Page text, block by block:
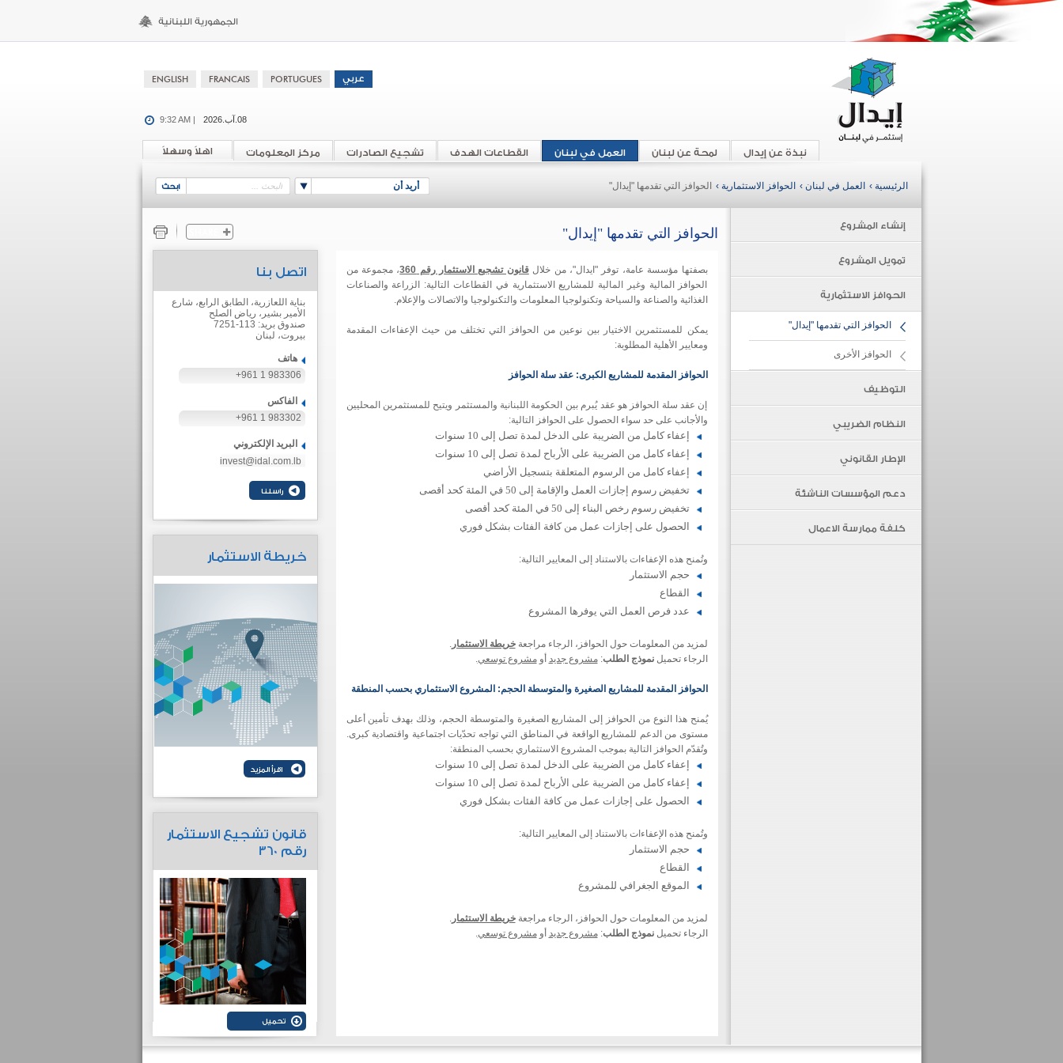
08.آب.2026 9:32 AM |
اهلاً وسهلاً مركز المعلومات تشجيع الصادرات القطاعات الهدف العمل في لبنان لمحة عن لبنان نبذة عن إيدال
أريد أن الرئيسية › العمل في لبنان › الحوافز الاستثمارية › الحوافز التي تقدمها "إيدال"
إنشاء المشروع
تمويل المشروع
الحوافز الاستثمارية
الحوافز التي تقدمها "إيدال"
الحوافز الأخرى
التوظيف
النظام الضريبي
الإطار القانوني
دعم المؤسسات الناشئة
كلفة ممارسة الاعمال
الحوافز التي تقدمها "إيدال"
بصفتها مؤسسة عامة، توفر "ايدال"، من خلالقانون تشجيع الاستثمار رقم 360
، مجموعة من
الحوافز المالية وغير المالية للمشاريع الاستثمارية في القطاعات التالية: الزراعة والصناعات
الغذائية والصناعة والسياحة وتكنولوجيا المعلومات والتكنولوجيا والاتصالات والإعلام.
يمكن للمستثمرين الاختيار بين نوعين من الحوافز التي تختلف من حيث الإعفاءات المقدمة
ومعايير الأهلية المطلوبة:
الحوافز المقدمة للمشاريع الكبرى: عقد سلة الحوافز
إن عقد سلة الحوافز هو عقد يُبرم بين الحكومة اللبنانية والمستثمر ويتيح للمستثمرين المحليين
والأجانب على حد سواء الحصول على الحوافز التالية:
إعفاء كامل من الضريبة على الدخل لمدة تصل إلى 10 سنوات
إعفاء كامل من الضريبة على الأرباح لمدة تصل إلى 10 سنوات
إعفاء كامل من الرسوم المتعلقة بتسجيل الأراضي
تخفيض رسوم إجازات العمل والإقامة إلى 50 في المئة كحد أقصى
تخفيض رسوم رخص البناء إلى 50 في المئة كحد أقصى
الحصول على إجازات عمل من كافة الفئات بشكل فوري
وتُمنح هذه الإعفاءات بالاستناد إلى المعايير التالية:
حجم الاستثمار
القطاع
عدد فرص العمل التي يوفرها المشروع
لمزيد من المعلومات حول الحوافز، الرجاء مراجعةخريطة الاستثمار.
الرجاء تحميلنموذج الطلب:مشروع جديد أومشروع توسعي.
الحوافز المقدمة للمشاريع الصغيرة والمتوسطة الحجم: المشروع الاستثماري بحسب المنطقة
يُمنح هذا النوع من الحوافز إلى المشاريع الصغيرة والمتوسطة الحجم، وذلك بهدف تأمين أعلى
مستوى من الدعم للمشاريع الواقعة في المناطق التي تواجه تحدّيات اجتماعية واقتصادية كبرى.
وتُقدّم الحوافز التالية بموجب المشروع الاستثماري بحسب المنطقة:
إعفاء كامل من الضريبة على الدخل لمدة تصل إلى 10 سنوات
إعفاء كامل من الضريبة على الأرباح لمدة تصل إلى 10 سنوات
الحصول على إجازات عمل من كافة الفئات بشكل فوري
وتُمنح هذه الإعفاءات بالاستناد إلى المعايير التالية:
حجم الاستثمار
القطاع
الموقع الجغرافي للمشروع
لمزيد من المعلومات حول الحوافز، الرجاء مراجعةخريطة الاستثمار.
الرجاء تحميلنموذج الطلب:مشروع جديد أومشروع توسعي.
اتصل بنا
بناية اللعازرية، الطابق الرابع، شارع
الأمير بشير، رياض الصلح
صندوق بريد: 113-7251
بيروت، لبنان
هاتف
+961 1 983306
الفاكس
+961 1 983302
البريد الإلكتروني
invest@idal.com.lb
خريطة الاستثمار
قانون تشجيع الاستثمار
رقم 360